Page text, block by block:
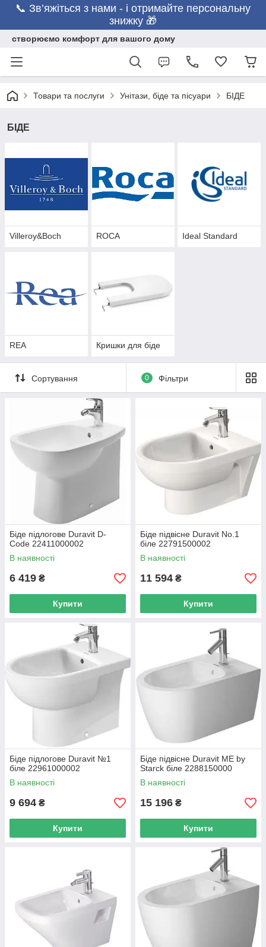
📞 Зв’яжіться з нами - і отримайте персональну
знижку 🎁
створюємо комфорт для вашого дому
Товари та послуги Унітази, біде та пісуари БІДЕ
БІДЕ
Villeroy&Boch ROCA Ideal Standard
REA Кришки для біде
Сортування 0 Фільтри
Біде підлогове Duravit D-
Code 22411000002
В наявності
6 419 ₴
Купити
Біде підвісне Duravit No.1
біле 22791500002
В наявності
11 594 ₴
Купити
Біде підлогове Duravit №1
біле 22961000002
В наявності
9 694 ₴
Купити
Біде підвісне Duravit ME by
Starck біле 2288150000
В наявності
15 196 ₴
Купити